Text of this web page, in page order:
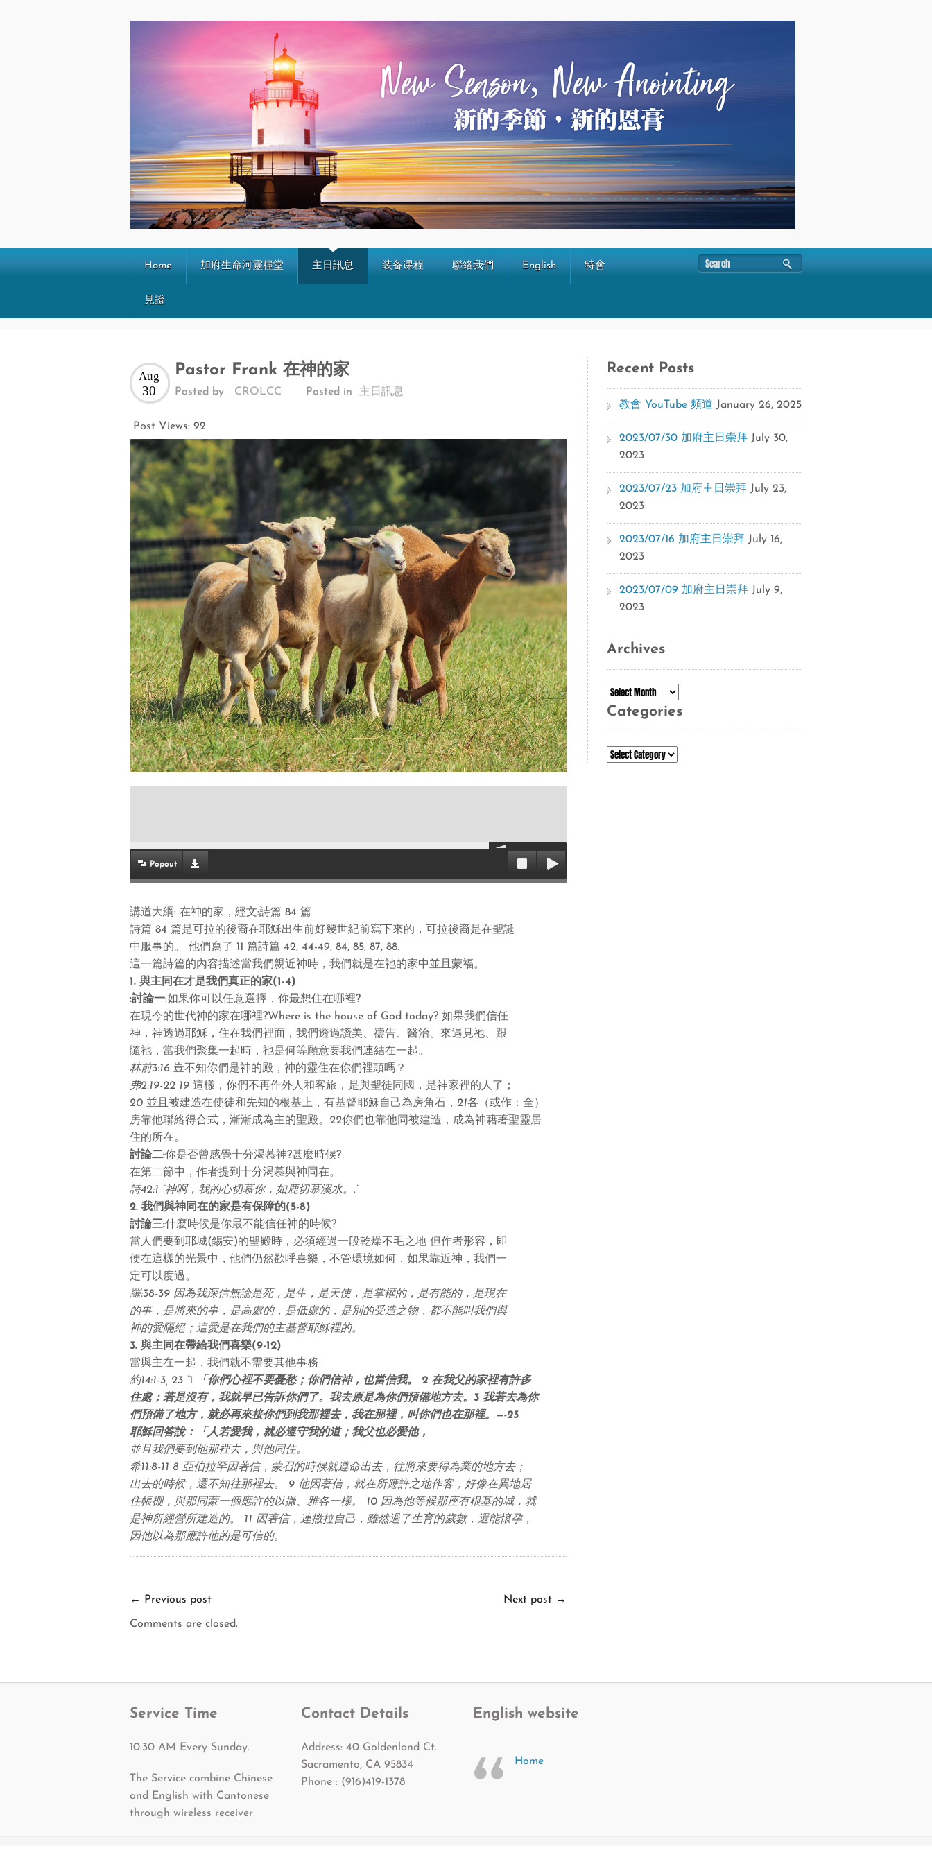
Home 加府生命河靈糧堂 主日訊息 装备课程 聯絡我們 English 特會
見證
Pastor Frank 在神的家
Aug
30 Posted by CROLCC Posted in 主日訊息
Post Views: 92
Popout
講道大綱: 在神的家，經文:詩篇 84 篇
詩篇 84 篇是可拉的後裔在耶穌出生前好幾世紀前寫下來的 ， 可拉後裔是在聖誕
中服事的。 他們寫了 11 篇詩篇 42, 44-49, 84, 85, 87, 88.
這一篇詩篇的內容描述當我們親近神時，我們就是在祂的家中並且蒙福。
1. 與主同在才是我們真正的家(1-4)
:討論一:如果你可以任意選擇，你最想住在哪裡?
在現今的世代神的家在哪裡?Where is the house of God today? 如果我們信任
神，神透過耶穌，住在我們裡面，我們透過讚美、禱告、醫治、來遇見祂、跟
隨祂，當我們聚集一起時，祂是何等願意要我們連結在一起。
林前3:16 豈不知你們是神的殿，神的靈住在你們裡頭嗎？
弗2:19-22 19 這樣，你們不再作外人和客旅，是與聖徒同國，是神家裡的人了；
20並且被建造在使徒和先知的根基上，有基督耶穌自己為房角石， 21各（或作：全）
房靠他聯絡得合式，漸漸成為主的聖殿。 22你們也靠他同被建造，成為神藉著聖靈居
住的所在。
討論二:你是否曾感覺十分渴慕神?甚麼時候?
在第二節中，作者提到十分渴慕與神同在。
詩42:1 “神啊，我的心切慕你，如鹿切慕溪水。 .”
2. 我們與神同在的家是有保障的(5-8)
討論三:什麼時候是你最不能信任神的時候?
當人們要到耶城(錫安)的聖殿時，必須經過一段乾燥不毛之地 但作者形容，即
便在這樣的光景中，他們仍然歡呼喜樂，不管環境如何，如果靠近神，我們一
定可以度過。
羅:38-39 因為我深信無論是死，是生，是天使，是掌權的，是有能的，是現在
的事，是將來的事，是高處的，是低處的，是別的受造之物， 都不能叫我們與
神的愛隔絕；這愛是在我們的主基督耶穌裡的。
3. 與主同在帶給我們喜樂(9-12)
當與主在一起， 我們就不需要其他事務
約14:1-3, 23 “1 「 你們心裡不要憂愁；你們信神，也當信我。 2 在我父的家裡有許多
住處； 若是沒有，我就早已告訴你們了。我去原是為你們預備地方去。 3 我若去為你
們預備了地方，就必再來接你們到我那裡去，我在那裡， 叫你們也在那裡。
—-23
耶穌回答說： 「 人若愛我，就必遵守我的道；我父也必愛他，
並且我們要到他那裡去，與他同住。
希11:8-11 8 亞伯拉罕因著信，蒙召的時候就遵命出去， 往將來要得為業的地方去；
出去的時候， 還不知往那裡去。 9 他因著信，就在所應許之地作客，好像在異地居
住帳棚，與那同蒙一個應許的以撒、 雅各一樣。 10 因為他等候那座有根基的城，就
是神所經營所建造的。 11 因著信，連撒拉自己， 雖然過了生育的歲數， 還能懷孕，
因他以為那應許他的是可信的。
← Previous post Next post →
Comments are closed.
Recent Posts
教會 YouTube 頻道 January 26, 2025
2023/07/30 加府主日崇拜 July 30,
2023
2023/07/23 加府主日崇拜 July 23,
2023
2023/07/16 加府主日崇拜 July 16,
2023
2023/07/09 加府主日崇拜 July 9,
2023
Archives
Archives
Categories
Categories
Service Time
10:30 AM Every Sunday.
The Service combine Chinese
and English with Cantonese
through wireless receiver
Contact Details
Address: 40 Goldenland Ct.
Sacramento, CA 95834
Phone : (916)419-1378
English website
Home